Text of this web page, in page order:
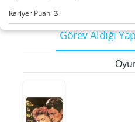
Kariyer Puanı 3
Görev Aldığı